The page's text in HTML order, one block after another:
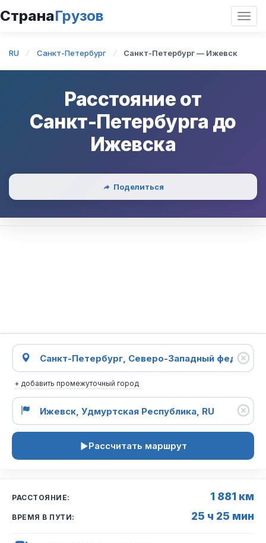
СтранаГрузов
RU Санкт-Петербург Санкт-Петербург — Ижевск
Расстояние от
Санкт-Петербурга до
Ижевска
Поделиться
+ добавить промежуточный город
Рассчитать маршрут
РАССТОЯНИЕ: 1 881 км
ВРЕМЯ В ПУТИ: 25 ч 25 мин